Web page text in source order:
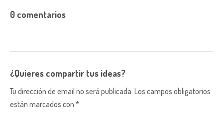
0 comentarios
¿Quieres compartir tus ideas?
Tu dirección de email no será publicada. Los campos obligatorios
están marcados con *